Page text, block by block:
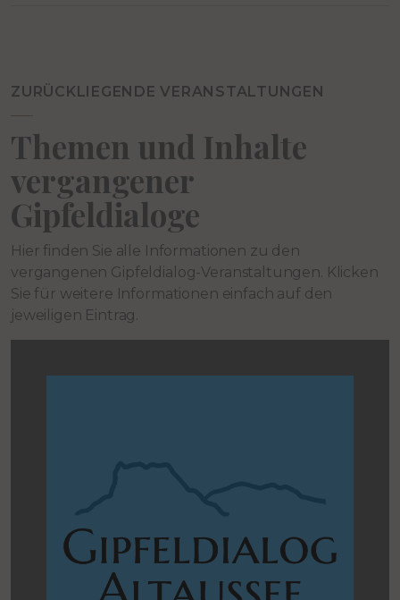
ZURÜCKLIEGENDE VERANSTALTUNGEN
Themen und Inhalte
vergangener
Gipfeldialoge
Hier finden Sie alle Informationen zu den
vergangenen Gipfeldialog-Veranstaltungen. Klicken
Sie für weitere Informationen einfach auf den
jeweiligen Eintrag.